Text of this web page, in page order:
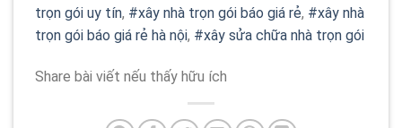
trọn gói uy tín, #xây nhà trọn gói báo giá rẻ, #xây nhà
trọn gói báo giá rẻ hà nội, #xây sửa chữa nhà trọn gói
Share bài viết nếu thấy hữu ích